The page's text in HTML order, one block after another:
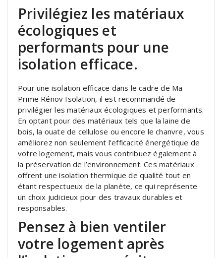
Privilégiez les matériaux
écologiques et
performants pour une
isolation efficace.
Pour une isolation efficace dans le cadre de Ma
Prime Rénov Isolation, il est recommandé de
privilégier les matériaux écologiques et performants.
En optant pour des matériaux tels que la laine de
bois, la ouate de cellulose ou encore le chanvre, vous
améliorez non seulement l’efficacité énergétique de
votre logement, mais vous contribuez également à
la préservation de l’environnement. Ces matériaux
offrent une isolation thermique de qualité tout en
étant respectueux de la planète, ce qui représente
un choix judicieux pour des travaux durables et
responsables.
Pensez à bien ventiler
votre logement après